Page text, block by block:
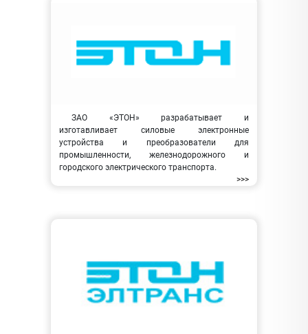
ЗАО «ЭТОН» разрабатывает и
изготавливает силовые электронные
устройства и преобразователи для
промышленности, железнодорожного и
городского электрического транспорта.
>>>